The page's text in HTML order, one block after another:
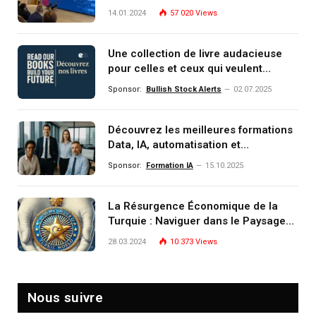
14.01.2024 57 020 Views
Une collection de livre audacieuse
pour celles et ceux qui veulent
comprendre, investir et dominer le
Sponsor: Bullish Stock Alerts 02.07.2025
Découvrez les meilleures formations
Data, IA, automatisation et
investissement (gestion de
Sponsor: Formation IA 15.10.2025
La Résurgence Économique de la
Turquie : Naviguer dans le Paysage
Post-Crise
28.03.2024 10 373 Views
Nous suivre